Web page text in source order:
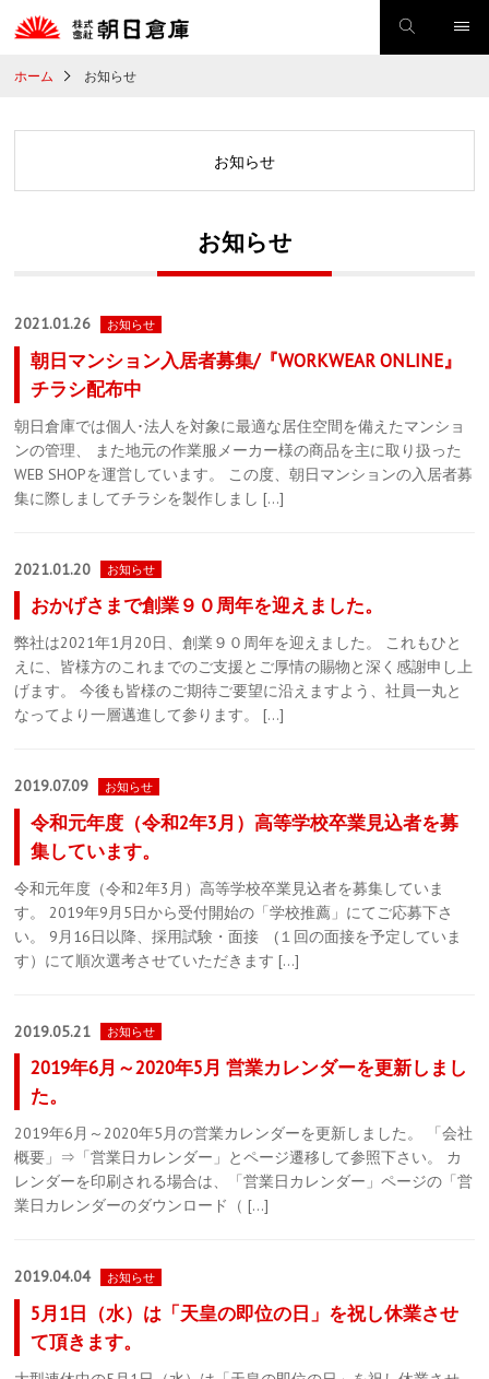
ホーム お知らせ
お知らせ
お知らせ
2021.01.26 お知らせ
朝日マンション入居者募集/『WORKWEAR ONLINE』
チラシ配布中
朝日倉庫では個人･法人を対象に最適な居住空間を備えたマンショ
ンの管理、 また地元の作業服メーカー様の商品を主に取り扱った
WEB SHOPを運営しています。 この度、朝日マンションの入居者募
集に際しましてチラシを製作しまし […]
2021.01.20 お知らせ
おかげさまで創業９０周年を迎えました。
弊社は2021年1月20日、創業９０周年を迎えました。 これもひと
えに、皆様方のこれまでのご支援とご厚情の賜物と深く感謝申し上
げます。 今後も皆様のご期待ご要望に沿えますよう、社員一丸と
なってより一層邁進して参ります。 […]
2019.07.09 お知らせ
令和元年度（令和2年3月）高等学校卒業見込者を募
集しています。
令和元年度（令和2年3月）高等学校卒業見込者を募集していま
す。 2019年9月5日から受付開始の「学校推薦」にてご応募下さ
い。 9月16日以降、採用試験・面接 (１回の面接を予定していま
す）にて順次選考させていただきます […]
2019.05.21 お知らせ
2019年6月～2020年5月 営業カレンダーを更新しまし
た。
2019年6月～2020年5月の営業カレンダーを更新しました。 「会社
概要」⇒「営業日カレンダー」とページ遷移して参照下さい。 カ
レンダーを印刷される場合は、「営業日カレンダー」ページの「営
業日カレンダーのダウンロード（ […]
2019.04.04 お知らせ
5月1日（水）は「天皇の即位の日」を祝し休業させ
て頂きます。